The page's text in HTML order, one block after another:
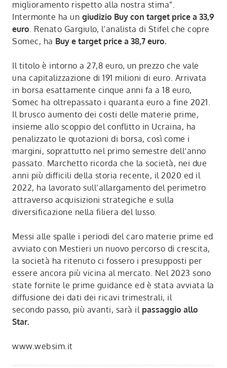
miglioramento rispetto alla nostra stima”.
Intermonte ha un giudizio Buy con target price a 33,9
euro. Renato Gargiulo, l’analista di Stifel che copre
Somec, ha Buy e target price a 38,7 euro.
Il titolo è intorno a 27,8 euro, un prezzo che vale
una capitalizzazione di 191 milioni di euro. Arrivata
in borsa esattamente cinque anni fa a 18 euro,
Somec ha oltrepassato i quaranta euro a fine 2021.
Il brusco aumento dei costi delle materie prime,
insieme allo scoppio del conflitto in Ucraina, ha
penalizzato le quotazioni di borsa, così come i
margini, soprattutto nel primo semestre dell’anno
passato. Marchetto ricorda che la società, nei due
anni più difficili della storia recente, il 2020 ed il
2022, ha lavorato sull’allargamento del perimetro
attraverso acquisizioni strategiche e sulla
diversificazione nella filiera del lusso.
Messi alle spalle i periodi del caro materie prime ed
avviato con Mestieri un nuovo percorso di crescita,
la società ha ritenuto ci fossero i presupposti per
essere ancora più vicina al mercato. Nel 2023 sono
state fornite le prime guidance ed è stata avviata la
diffusione dei dati dei ricavi trimestrali, il
secondo passo, più avanti, sarà il passaggio allo
Star.
www.websim.it